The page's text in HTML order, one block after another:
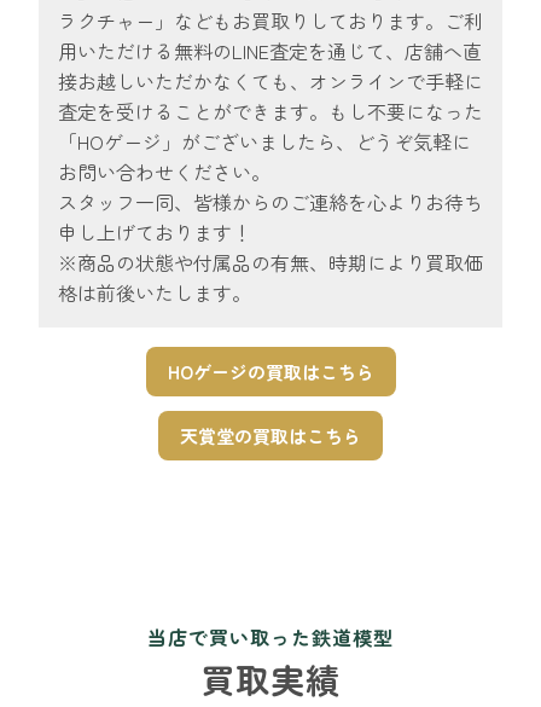
ラクチャー」などもお買取りしております。ご利
用いただける無料のLINE査定を通じて、店舗へ直
接お越しいただかなくても、オンラインで手軽に
査定を受けることができます。もし不要になった
「HOゲージ」がございましたら、どうぞ気軽に
お問い合わせください。
スタッフ一同、皆様からのご連絡を心よりお待ち
申し上げております！
※商品の状態や付属品の有無、時期により買取価
格は前後いたします。
HOゲージの買取はこちら
天賞堂の買取はこちら
当店で買い取った鉄道模型
買取実績